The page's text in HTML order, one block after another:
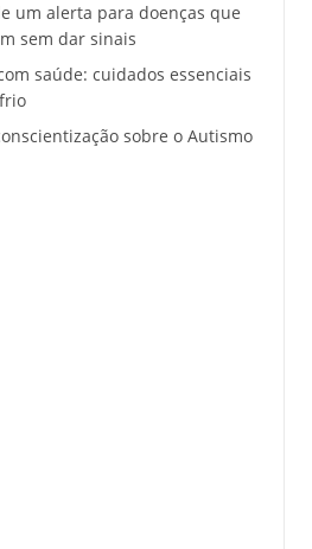
um alerta para doenças que
sem dar sinais
saúde: cuidados essenciais
sobre o Autismo